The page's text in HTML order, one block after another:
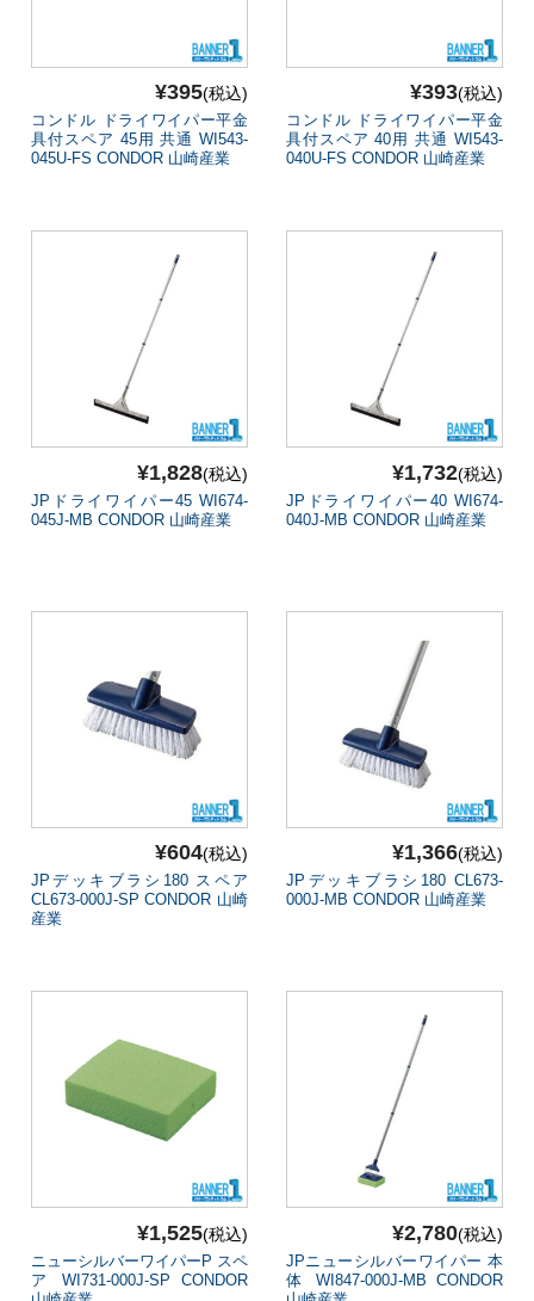
¥395(税込)
コンドル ドライワイパー平金
具付スペア 45用 共通 WI543-
045U-FS CONDOR 山崎産業
¥393(税込)
コンドル ドライワイパー平金
具付スペア 40用 共通 WI543-
040U-FS CONDOR 山崎産業
¥1,828(税込)
JPドライワイパー45 WI674-
045J-MB CONDOR 山崎産業
¥1,732(税込)
JPドライワイパー40 WI674-
040J-MB CONDOR 山崎産業
¥604(税込)
JPデッキブラシ180 スペア
CL673-000J-SP CONDOR 山崎
産業
¥1,366(税込)
JPデッキブラシ180 CL673-
000J-MB CONDOR 山崎産業
¥1,525(税込)
ニューシルバーワイパーP スペ
ア WI731-000J-SP CONDOR
¥2,780(税込)
JPニューシルバーワイパー 本
体 WI847-000J-MB CONDOR